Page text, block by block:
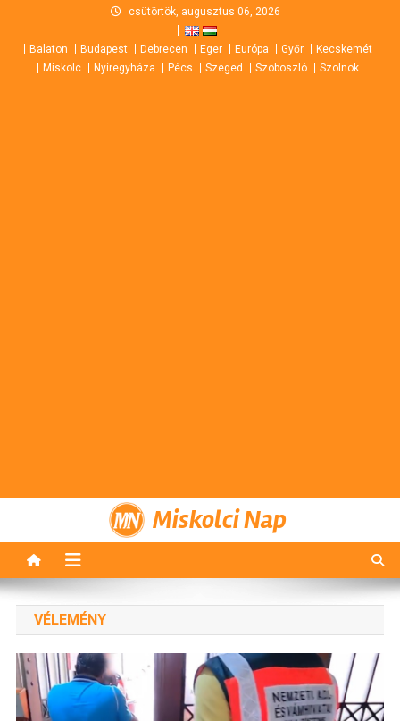
content
csütörtök, augusztus 06, 2026
Balaton Budapest Debrecen Eger Európa Győr
Kecskemét
Miskolc
Nyíregyháza Pécs Szeged Szoboszló Szolnok
Miskolci Nap
VÉLEMÉNY